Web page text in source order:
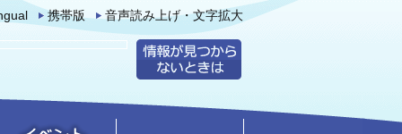
携帯版 音声読み上げ・文字拡大